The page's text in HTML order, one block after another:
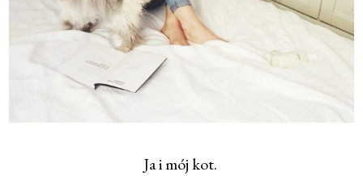
Ja i mój kot.